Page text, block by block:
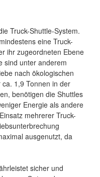
Truck-Shuttle-System.
eine Truck-
ihr zugeordneten Ebene
sind unter anderem
nach ökologischen
1,9 Tonnen in der
benötigen die Shuttles
Energie als andere
mehrerer Truck-
ausgenutzt, da
sicher und